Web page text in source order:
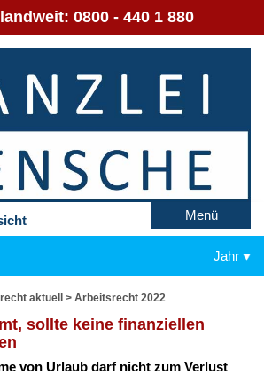
0800 - 440 1 880
Menü
Jahr
aktuell > Arbeitsrecht 2022
soll­te kei­ne fi­nan­zi­el­len
von Ur­laub darf nicht zum Ver­lust